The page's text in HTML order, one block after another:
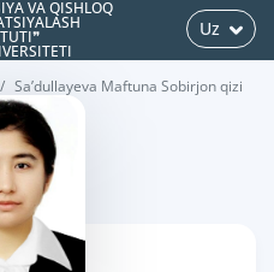
VA QISHLOQ
Uz
Sa’dullayeva Maftuna Sobirjon qizi